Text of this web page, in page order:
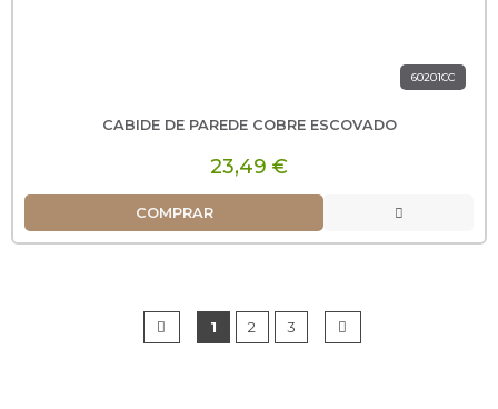
60201CC
CABIDE DE PAREDE COBRE ESCOVADO
23,49 €
COMPRAR
1 2 3